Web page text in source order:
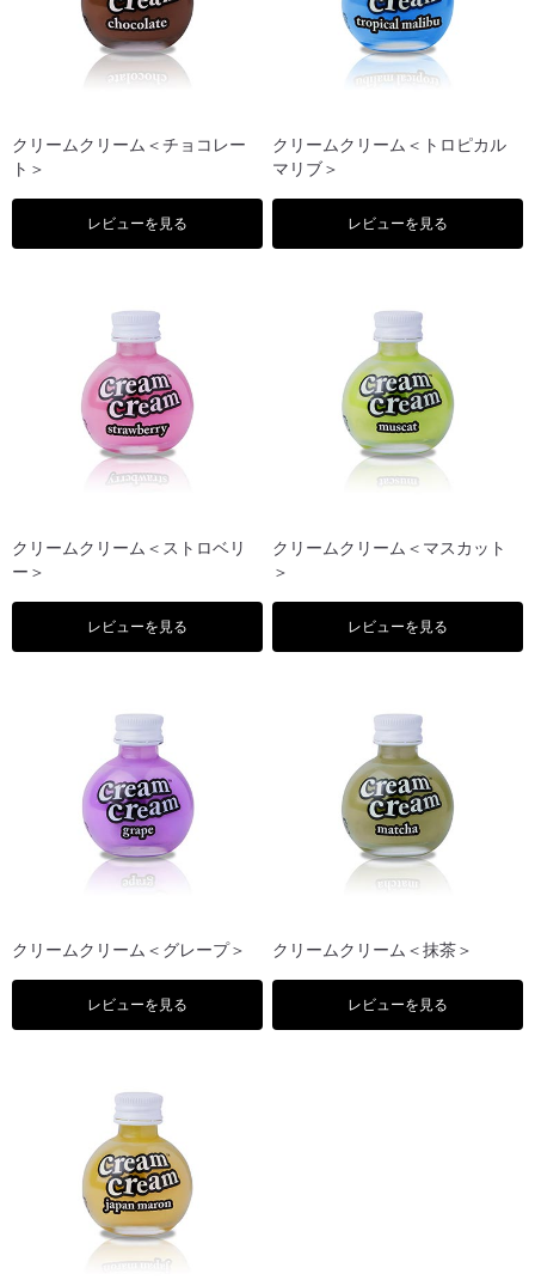
クリームクリーム＜チョコレー
ト＞
レビューを見る
クリームクリーム＜トロピカル
マリブ＞
レビューを見る
クリームクリーム＜ストロベリ
ー＞
レビューを見る
クリームクリーム＜マスカット
＞
レビューを見る
クリームクリーム＜グレープ＞
レビューを見る
クリームクリーム＜抹茶＞
レビューを見る